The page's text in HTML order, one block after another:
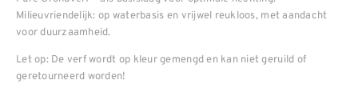
Milieuvriendelijk: op waterbasis en vrijwel reukloos, met aandacht
voor duurzaamheid.
Let op: De verf wordt op kleur gemengd en kan niet geruild of
geretourneerd worden!